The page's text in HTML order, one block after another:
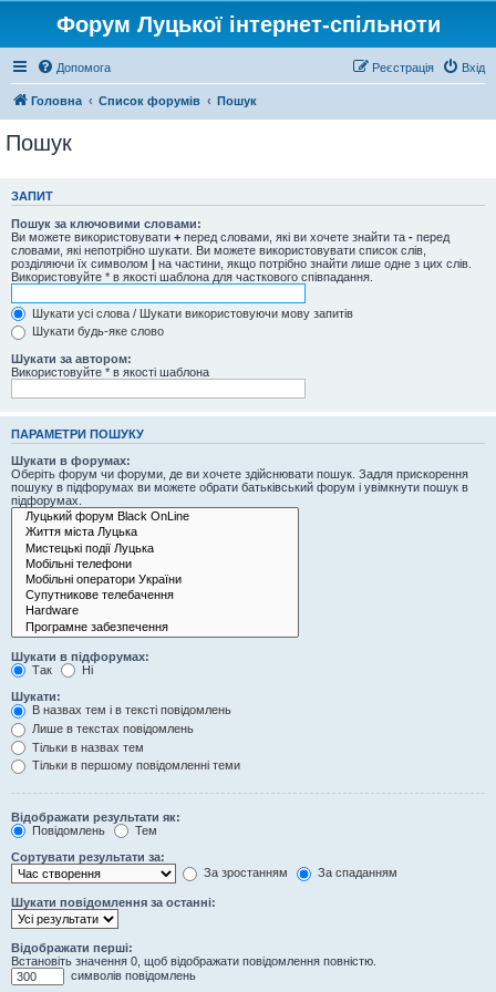
Форум Луцької інтернет-спільноти
Допомога Вхід
Реєстрація
Головна Список форумів Пошук
Пошук
ЗАПИТ
Пошук за ключовими словами:
Ви можете використовувати + перед словами, які ви хочете знайти та - перед
словами, які непотрібно шукати. Ви можете використовувати список слів,
розділяючи їх символом | на частини, якщо потрібно знайти лише одне з цих слів.
Використовуйте * в якості шаблона для часткового співпадання.
Шукати усі слова / Шукати використовуючи мову запитів
Шукати будь-яке слово
Шукати за автором:
Використовуйте * в якості шаблона
ПАРАМЕТРИ ПОШУКУ
Шукати в форумах:
Оберіть форум чи форуми, де ви хочете здійснювати пошук. Задля прискорення
пошуку в підфорумах ви можете обрати батьківський форум і увімкнути пошук в
підфорумах.
Шукати в підфорумах:
Так
Ні
Шукати:
В назвах тем і в тексті повідомлень
Лише в текстах повідомлень
Тільки в назвах тем
Тільки в першому повідомленні теми
Відображати результати як:
Повідомлень
Тем
Сортувати результати за:
За зростанням
За спаданням
Шукати повідомлення за останні:
Відображати перші:
Встановіть значення 0, щоб відображати повідомлення повністю.
символів повідомлень